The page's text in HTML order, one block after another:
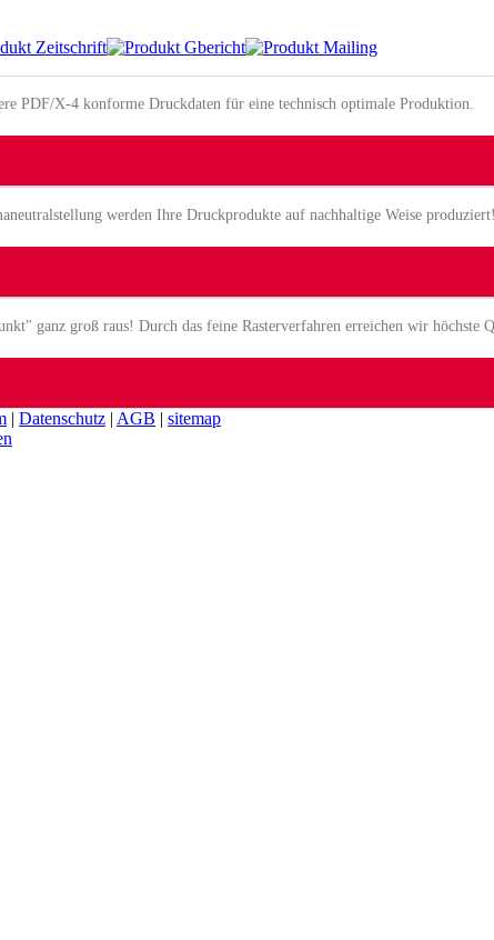
PDF/X-4 konforme Druckdaten für eine technisch optimale Produktion.
werden Ihre Druckprodukte auf nachhaltige Weise produziert!
ganz groß raus! Durch das feine Rasterverfahren erreichen wir höchste
| Datenschutz | AGB | sitemap